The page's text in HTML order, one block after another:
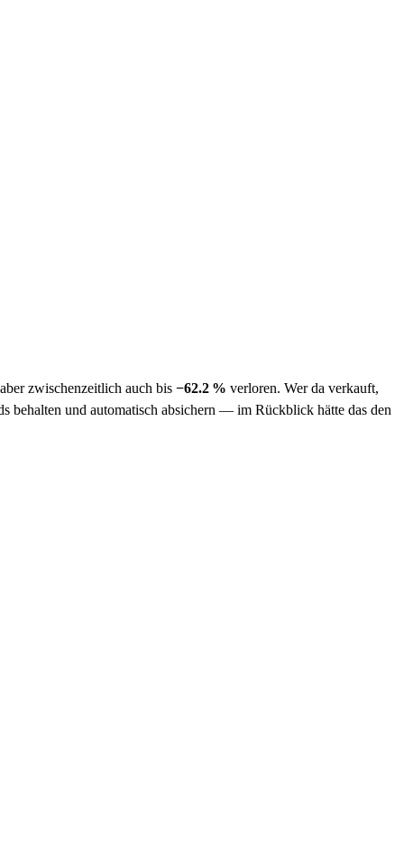
zwischenzeitlich auch bis −62.2 % verloren. Wer da verkauft,
behalten und automatisch absichern — im Rückblick hätte das den